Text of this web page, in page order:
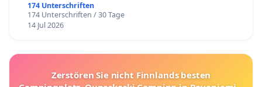
174 Unterschriften
174 Unterschriften / 30 Tage
14 Jul 2026
Zerstören Sie nicht Finnlands besten